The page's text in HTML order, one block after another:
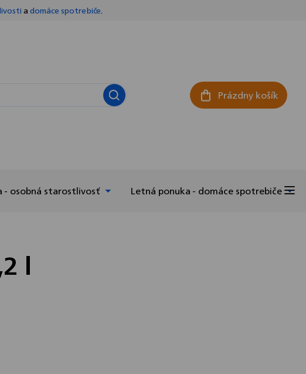
adomáce spotrebiče.
Nákupný košík
Prázdny košík
- osobná starostlivosť Letná ponuka - domáce spotrebiče
l